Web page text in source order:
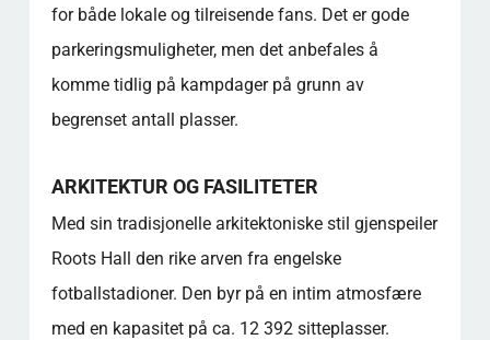
for både lokale og tilreisende fans. Det er gode
parkeringsmuligheter, men det anbefales å
komme tidlig på kampdager på grunn av
begrenset antall plasser.
ARKITEKTUR OG FASILITETER
Med sin tradisjonelle arkitektoniske stil gjenspeiler
Roots Hall den rike arven fra engelske
fotballstadioner. Den byr på en intim atmosfære
med en kapasitet på ca. 12 392 sitteplasser.